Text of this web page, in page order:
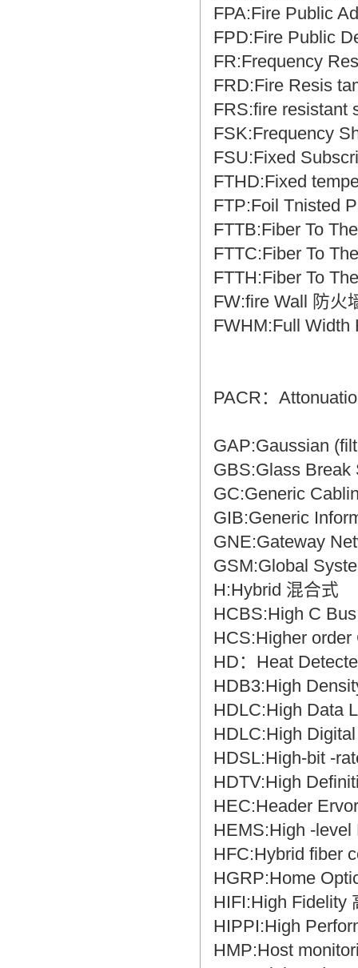
FPA:Fire Public
FPD:Fire Public
FR:Frequency
FRD:Fire Resis
FRS:fire resistant
FSK:Frequency
FSU:Fixed
FTHD:Fixed
FTP:Foil Tnisted
FTTB:Fiber To
FTTC:Fiber To
FTTH:Fiber To
FW:fire Wall 防火
FWHM:Full Width
PACR：
GAP:Gaussian
GBS:Glass Break
GC:Generic
GIB:Generic
GNE:Gateway
GSM:Global
H:Hybrid 混合式
HCBS:High C
HCS:Higher
HD：Heat
HDB3:High
HDLC:High Data
HDLC:High
HDSL:High-bit -
HDTV:High
HEC:Header
HEMS:High -
HFC:Hybrid fiber
HGRP:Home
HIFI:High Fidelity
HIPPI:High
HMP:Host